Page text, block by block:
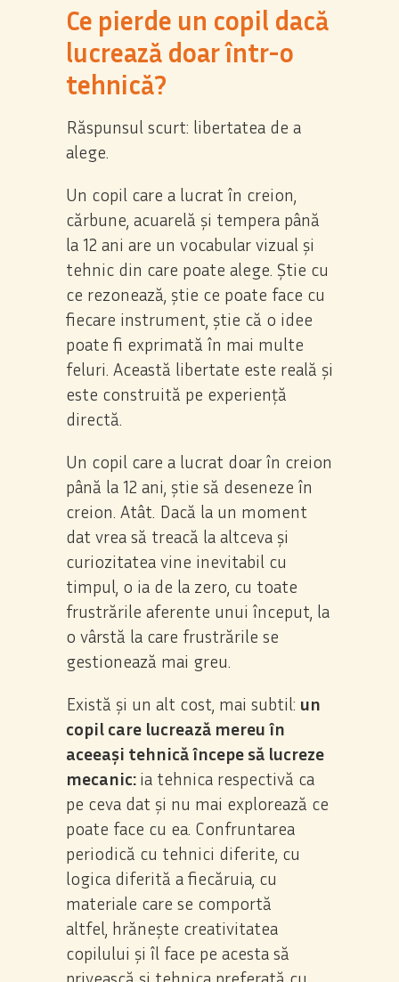
Ce pierde un copil dacă
lucrează doar într-o
tehnică?
Răspunsul scurt: libertatea de a
alege.
Un copil care a lucrat în creion,
cărbune, acuarelă și tempera până
la 12 ani are un vocabular vizual și
tehnic din care poate alege. Știe cu
ce rezonează, știe ce poate face cu
fiecare instrument, știe că o idee
poate fi exprimată în mai multe
feluri. Această libertate este reală și
este construită pe experiență
directă.
Un copil care a lucrat doar în creion
până la 12 ani, știe să deseneze în
creion. Atât. Dacă la un moment
dat vrea să treacă la altceva și
curiozitatea vine inevitabil cu
timpul, o ia de la zero, cu toate
frustrările aferente unui început, la
o vârstă la care frustrările se
gestionează mai greu.
Există și un alt cost, mai subtil: un
copil care lucrează mereu în
aceeași tehnică începe să lucreze
mecanic: ia tehnica respectivă ca
pe ceva dat și nu mai explorează ce
poate face cu ea. Confruntarea
periodică cu tehnici diferite, cu
logica diferită a fiecăruia, cu
materiale care se comportă
altfel, hrănește creativitatea
copilului și îl face pe acesta să
privească și tehnica preferată cu
Consimțământul pentru
cookie-uri
Cookie-urile sunt fișiere mici de date stocate
pe dispozitivul dvs. în timp ce navigați pe site-
uri web. Le utilizăm pentru a îmbunătăți
funcționalitatea site-ului, personaliza
conținutul și a analiza traficul pe site.
Personalizează Permite toate